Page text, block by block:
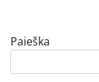
Paieška